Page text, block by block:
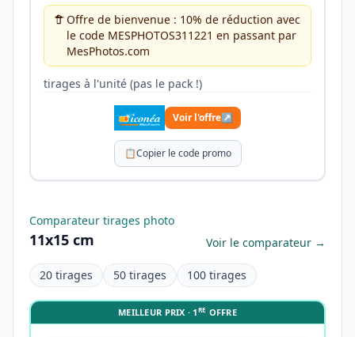
Offre de bienvenue : 10% de réduction avec
le code MESPHOTOS311221 en passant par
MesPhotos.com
tirages à l'unité (pas le pack !)
Voir l'offre↗
📋Copier le code promo
Comparateur tirages photo
11x15 cm Voir le comparateur →
20 tirages 50 tirages 100 tirages
MEILLEUR PRIX · 1RE OFFRE